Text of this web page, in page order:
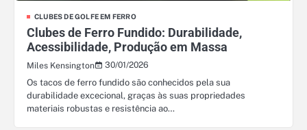
CLUBES DE GOLFE EM FERRO
Clubes de Ferro Fundido: Durabilidade,
Acessibilidade, Produção em Massa
Miles Kensington
30/01/2026
Os tacos de ferro fundido são conhecidos pela sua
durabilidade excecional, graças às suas propriedades
materiais robustas e resistência ao…